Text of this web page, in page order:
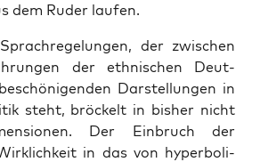
dem Ruder laufen.
der zwi­schen
der eth­ni­schen Deut­
Dar­stel­lun­gen in
steht, brö­ckelt in bis­her nicht
Der Ein­bruch der
in das von hyper­bo­li­